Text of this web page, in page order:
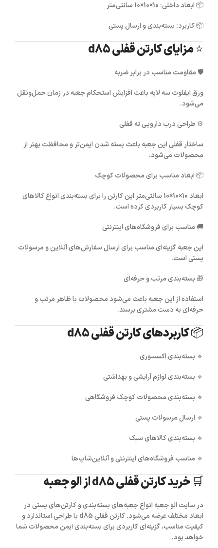
📦ابعاد داخلی:
📦کاربرد: بسته‌بندی و ارسال پستی
⭐ مزایای کارتن قفلی d85
🛡 مقاومت مناسب در برابر ضربه
ورق ایفلوت سه لایه باعث افزایش استحکام جعبه در زمان حمل‌ونقل
می‌شود.
⚙️ طراحی درب دارویی ته قفلی
ساختار قفلی این جعبه باعث بسته شدن ایمن‌تر و محافظت بهتر از
محصولات می‌شود.
📦ابعاد مناسب برای محصولات کوچک
ابعاد 10×10×10 سانتی‌متر این کارتن را برای بسته‌بندی انواع کالاهای
کوچک بسیار کاربردی کرده است.
🚚 مناسب برای فروشگاه‌های اینترنتی
این جعبه گزینه‌ای مناسب برای ارسال سفارش‌های آنلاین و مرسولات
پستی است.
🎁 بسته‌بندی مرتب و حرفه‌ای
استفاده از این جعبه باعث می‌شود محصولات با ظاهر مرتب و
حرفه‌ای به دست مشتری برسند.
📦 کاربردهای کارتن قفلی d85
🔹 بسته‌بندی اکسسوری
🔹 بسته‌بندی لوازم آرایشی و بهداشتی
🔹 بسته‌بندی محصولات کوچک فروشگاهی
🔹 ارسال مرسولات پستی
🔹 بسته‌بندی کالاهای سبک
🔹 مناسب فروشگاه‌های اینترنتی و آنلاین‌شاپ‌ها
🛒 خرید کارتن قفلی d85 از الو جعبه
در سایت الو جعبه انواع جعبه‌های بسته‌بندی و کارتن‌های پستی در
ابعاد مختلف عرضه می‌شود.کارتن قفلی d85
با طراحی استاندارد و
کیفیت مناسب، گزینه‌ای کاربردی برای بسته‌بندی ایمن محصولات شما
خواهد بود.